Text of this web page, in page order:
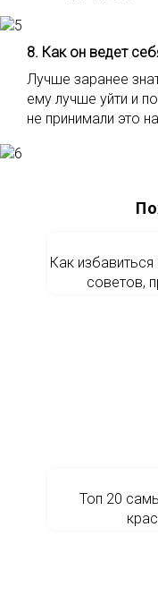
8. Как он ведет
Лучше заранее
ему лучше уйти и
не принимали это
Как
советов,
Топ 20